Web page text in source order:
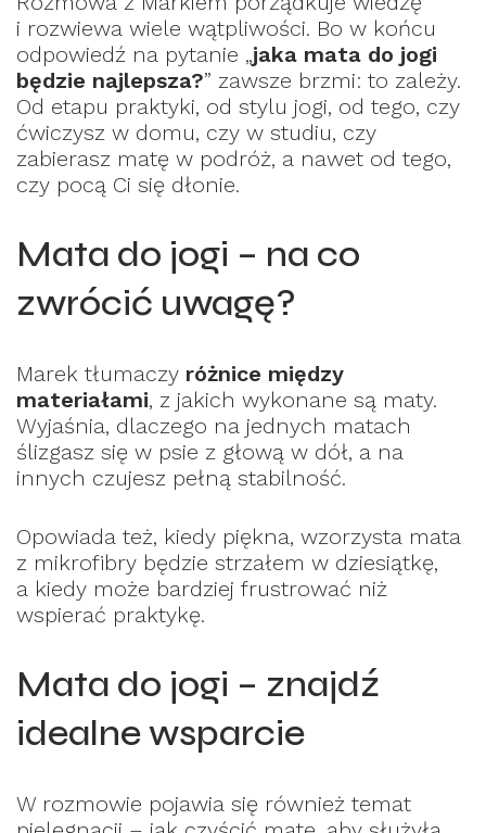
i rozwiewa wiele wątpliwości. Bo w końcu
odpowiedź na pytanie „jaka mata do jogi
będzie najlepsza?” zawsze brzmi: to zależy.
Od etapu praktyki, od stylu jogi, od tego, czy
ćwiczysz w domu, czy w studiu, czy
zabierasz matę w podróż, a nawet od tego,
czy pocą Ci się dłonie.
Mata do jogi – na co
zwrócić uwagę?
Marek tłumaczy różnice między
materiałami, z jakich wykonane są maty.
Wyjaśnia, dlaczego na jednych matach
ślizgasz się w psie z głową w dół, a na
innych czujesz pełną stabilność.
Opowiada też, kiedy piękna, wzorzysta mata
z mikrofibry będzie strzałem w dziesiątkę,
a kiedy może bardziej frustrować niż
wspierać praktykę.
Mata do jogi – znajdź
idealne wsparcie
W rozmowie pojawia się również temat